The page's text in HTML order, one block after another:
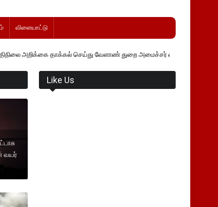
விளையாட்டு
தாக்கல் செய்து வேளாண் துறை அமைச்சர் வினோத் வாசித்து வருகிறார். �.
வயர்
Like Us